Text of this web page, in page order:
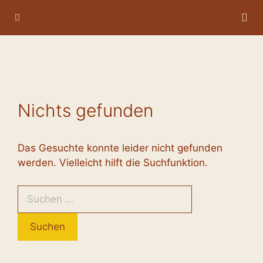
Inhalt
springen
Nichts gefunden
Das Gesuchte konnte leider nicht gefunden
werden. Vielleicht hilft die Suchfunktion.
nach: